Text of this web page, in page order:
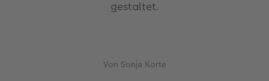
gestaltet.
Von Sonja Korte